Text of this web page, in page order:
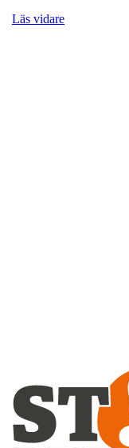
Läs vidare